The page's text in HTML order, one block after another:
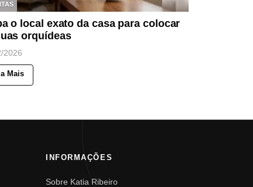
o local exato da casa para colocar
orquídeas
2026
Mais
INFORMAÇÕES
Sobre Katia Ribeiro